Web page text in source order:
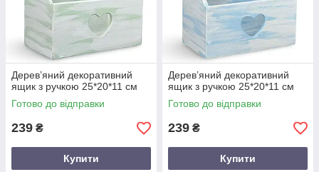
Дерев’яний декоративний
ящик з ручкою 25*20*11 см
Готово до відправки
239 ₴
Купити
Дерев’яний декоративний
ящик з ручкою 25*20*11 см
Готово до відправки
239 ₴
Купити